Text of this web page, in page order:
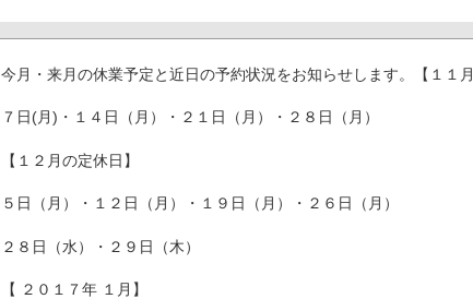
今月・来月の休業予定と近日の予約状況をお知らせします。【１１月
７日(月)・１４日（月）・２１日（月）・２８日（月）
【１２月の定休日】
５日（月）・１２日（月）・１９日（月）・２６日（月）
２８日（水）・２９日（木）
【 ２０１７年 １月】